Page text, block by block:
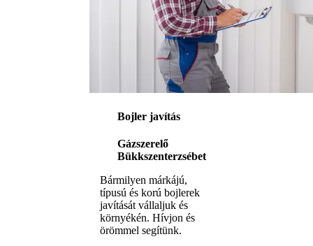
Bojler javítás
Gázszerelő
Bükkszenterzsébet
Bármilyen márkájú,
típusú és korú bojlerek
javítását vállaljuk és
környékén. Hívjon és
örömmel segítünk.